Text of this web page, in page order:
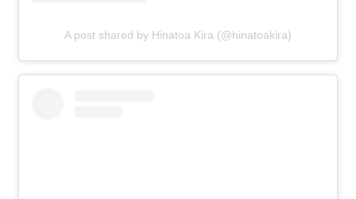
A post shared by Hinatoa Kira (@hinatoakira)